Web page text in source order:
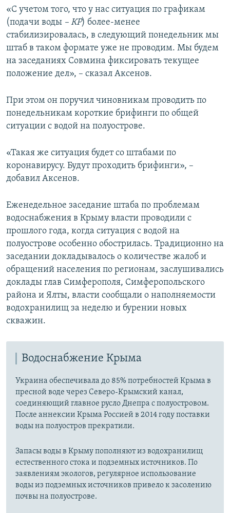
«С учетом того, что у нас ситуация по графикам
(подачи воды – КР) более-менее
стабилизировалась, в следующий понедельник мы
штаб в таком формате уже не проводим. Мы будем
на заседаниях Совмина фиксировать текущее
положение дел», – сказал Аксенов.
При этом он поручил чиновникам проводить по
понедельникам короткие брифинги по общей
ситуации с водой на полуострове.
«Такая же ситуация будет со штабами по
коронавирусу. Будут проходить брифинги», –
добавил Аксенов.
Еженедельное заседание штаба по проблемам
водоснабжения в Крыму власти проводили с
прошлого года, когда ситуация с водой на
полуострове особенно обострилась. Традиционно на
заседании докладывалось о количестве жалоб и
обращений населения по регионам, заслушивались
доклады глав Симферополя, Симферопольского
района и Ялты, власти сообщали о наполняемости
водохранилищ за неделю и бурении новых
скважин.
Водоснабжение Крыма
Украина обеспечивала до 85% потребностей Крыма в
пресной воде через Северо-Крымский канал,
соединяющий главное русло Днепра с полуостровом.
После аннексии Крыма Россией в 2014 году поставки
воды на полуостров прекратили.
Запасы воды в Крыму пополняют из водохранилищ
естественного стока и подземных источников. По
заявлениям экологов, регулярное использование
воды из подземных источников привело к засолению
почвы на полуострове.